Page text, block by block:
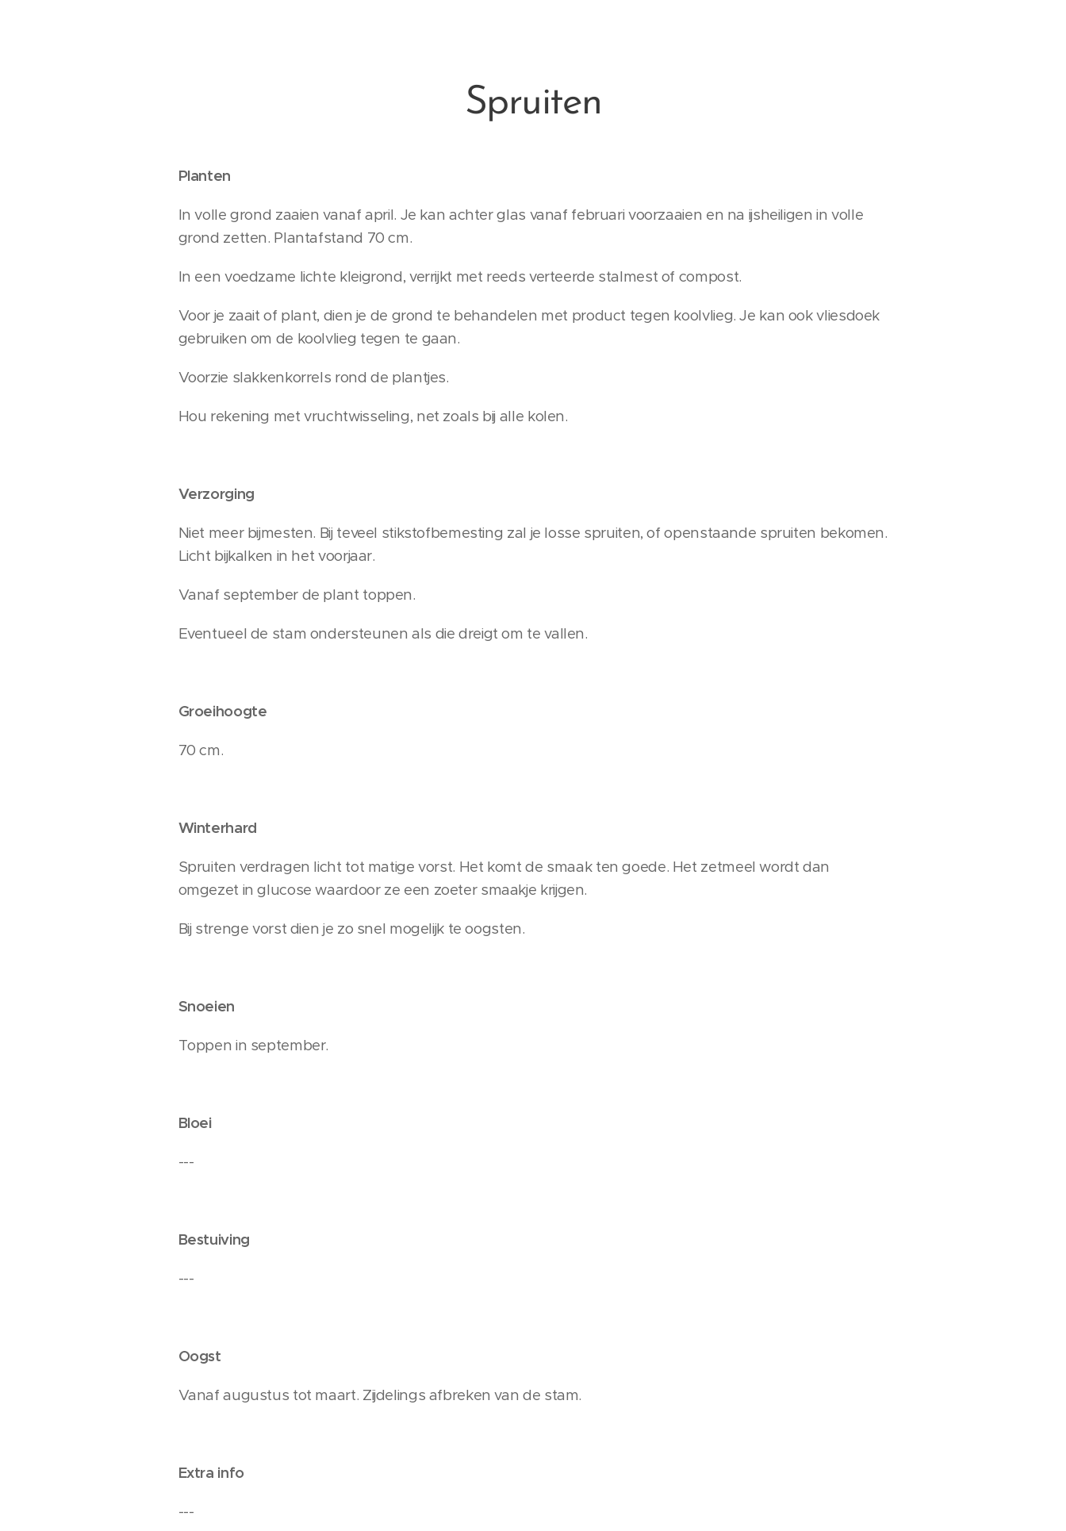
Spruiten
Planten
In volle grond zaaien vanaf april. Je kan achter glas vanaf februari voorzaaien en na ijsheiligen in volle
grond zetten. Plantafstand 70 cm.
In een voedzame lichte kleigrond, verrijkt met reeds verteerde stalmest of compost.
Voor je zaait of plant, dien je de grond te behandelen met product tegen koolvlieg. Je kan ook vliesdoek
gebruiken om de koolvlieg tegen te gaan.
Voorzie slakkenkorrels rond de plantjes.
Hou rekening met vruchtwisseling, net zoals bij alle kolen.
Verzorging
Niet meer bijmesten. Bij teveel stikstofbemesting zal je losse spruiten, of openstaande spruiten bekomen.
Licht bijkalken in het voorjaar.
Vanaf september de plant toppen.
Eventueel de stam ondersteunen als die dreigt om te vallen.
Groeihoogte
70 cm.
Winterhard
Spruiten verdragen licht tot matige vorst. Het komt de smaak ten goede. Het zetmeel wordt dan
omgezet in glucose waardoor ze een zoeter smaakje krijgen.
Bij strenge vorst dien je zo snel mogelijk te oogsten.
Snoeien
Toppen in september.
Bloei
---
Bestuiving
---
Oogst
Vanaf augustus tot maart. Zijdelings afbreken van de stam.
Extra info
---